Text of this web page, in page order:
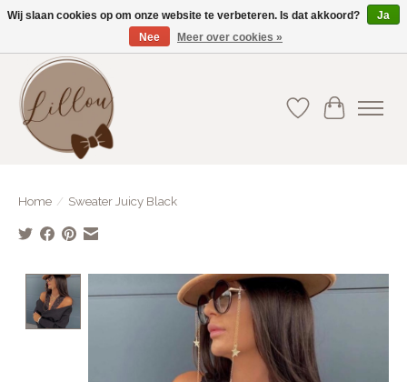
Gratis verzending vanaf €75(BE) en €100(NL)
Verlanglijst
Home / Sweater Juicy Black
Product image slideshow Items
Wij slaan cookies op om onze website te verbeteren. Is dat akkoord?
Ja
Nee
Meer over cookies »